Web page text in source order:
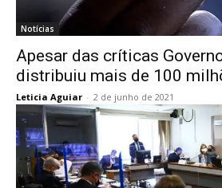
Notícias
Apesar das críticas
distribuiu mais de 100
Leticia Aguiar - 2 de junho de 2021